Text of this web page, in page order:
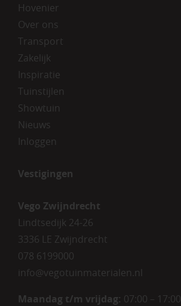
Hovenier
Over ons
Transport
Zakelijk
Inspiratie
Tuinstijlen
Showtuin
Nieuws
Inloggen
Vestigingen
Vego Zwijndrecht
Lindtsedijk 24-26
3336 LE Zwijndrecht
078 6199000
info@vegotuinmaterialen.nl
Maandag t/m vrijdag: 07:00 – 17:00